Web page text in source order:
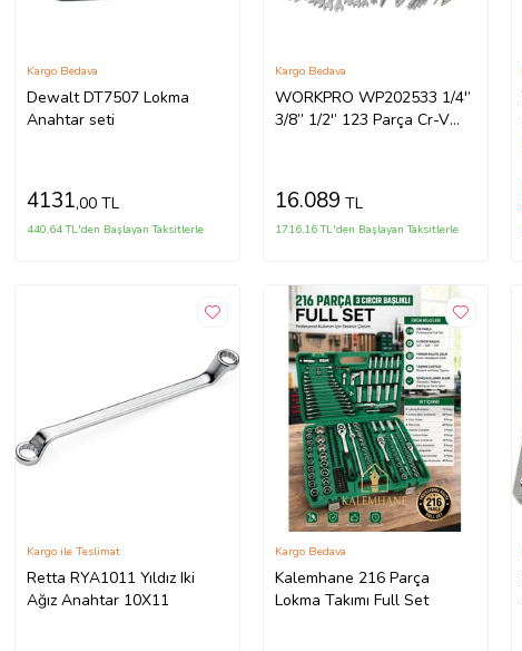
Dewalt DT7507 Lokma
Anahtar seti
Kargo Bedava
4131,00 TL
440,64 TL'den Başlayan Taksitlerle
WORKPRO WP202533 1/4'’
3/8’’ 1/2'’ 123 Parça Cr-V
Kargo Bedava
16.089 TL
1716,16 TL'den Başlayan Taksitlerle
Retta RYA1011 Yıldız Iki
Ağız Anahtar 10X11
Kargo ile Teslimat
Kalemhane 216 Parça
Lokma Takımı Full Set
Kargo Bedava